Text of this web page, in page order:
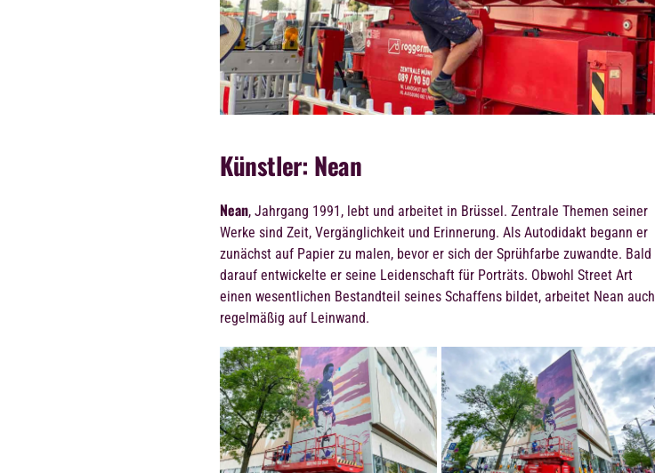
Künstler: Nean
Nean, Jahrgang 1991, lebt und arbeitet in Brüssel. Zentrale Themen seiner
Werke sind Zeit, Vergänglichkeit und Erinnerung. Als Autodidakt begann er
zunächst auf Papier zu malen, bevor er sich der Sprühfarbe zuwandte. Bald
darauf entwickelte er seine Leidenschaft für Porträts. Obwohl Street Art
einen wesentlichen Bestandteil seines Schaffens bildet, arbeitet Nean auch
regelmäßig auf Leinwand.